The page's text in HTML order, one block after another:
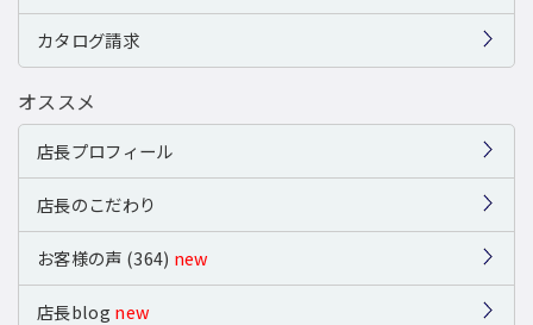
カタログ請求
オススメ
店長プロフィール
店長のこだわり
お客様の声 (364) new
店長blog new